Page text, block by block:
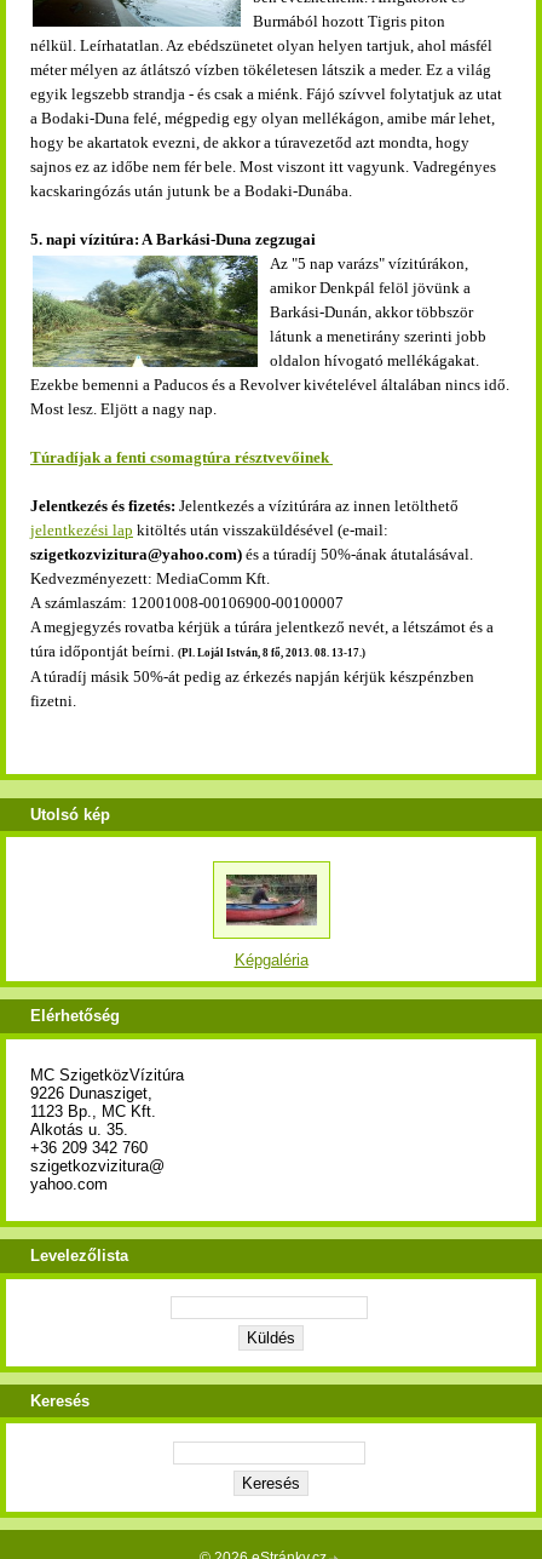
Burmából hozott Tigris piton
nélkül. Leírhatatlan. Az ebédszünetet olyan helyen tartjuk, ahol másfél
méter mélyen az átlátszó vízben tökéletesen látszik a meder. Ez a világ
egyik legszebb strandja - és csak a miénk. Fájó szívvel folytatjuk az utat
a Bodaki-Duna felé, mégpedig egy olyan mellékágon, amibe már lehet,
hogy be akartatok evezni, de akkor a túravezetőd azt mondta, hogy
sajnos ez az időbe nem fér bele. Most viszont itt vagyunk. Vadregényes
kacskaringózás után jutunk be a Bodaki-Dunába.
5. napi vízitúra: A Barkási-Duna zegzugai
Az "5 nap varázs" vízitúrákon,
amikor Denkpál felöl jövünk a
Barkási-Dunán, akkor többször
látunk a menetirány szerinti jobb
oldalon hívogató mellékágakat.
Ezekbe bemenni a Paducos és a Revolver kivételével általában nincs idő.
Most lesz. Eljött a nagy nap.
Túradíjak a fenti csomagtúra résztvevőinek
Jelentkezés és fizetés: Jelentkezés a vízitúrára az innen letölthető
jelentkezési lap kitöltés után visszaküldésével (e-mail:
szigetkozvizitura@yahoo.com) és a túradíj 50%-ának átutalásával.
Kedvezményezett: MediaComm Kft.
A számlaszám: 12001008-00106900-00100007
A megjegyzés rovatba kérjük a túrára jelentkező nevét, a létszámot és a
túra időpontját beírni. (Pl. Lojál István, 8 fő, 2013. 08. 13-17.)
A túradíj másik 50%-át pedig az érkezés napján kérjük készpénzben
fizetni.
Utolsó kép
Képgaléria
Elérhetőség
MC SzigetközVízitúra
9226 Dunasziget,
1123 Bp., MC Kft.
Alkotás u. 35.
+36 209 342 760
szigetkozvizitura@
yahoo.com
Levelezőlista
Keresés